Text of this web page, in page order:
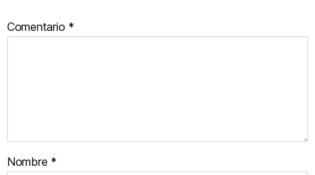
Comentario *
Nombre *